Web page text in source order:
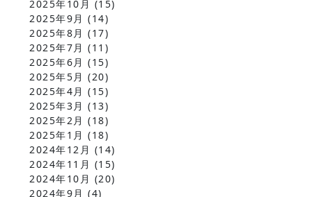
2025年10月 (15)
2025年9月 (14)
2025年8月 (17)
2025年7月 (11)
2025年6月 (15)
2025年5月 (20)
2025年4月 (15)
2025年3月 (13)
2025年2月 (18)
2025年1月 (18)
2024年12月 (14)
2024年11月 (15)
2024年10月 (20)
2024年9月 (4)